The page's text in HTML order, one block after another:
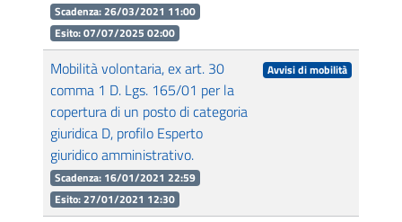
Scadenza: 26/03/2021 11:00
Esito: 07/07/2025 02:00
Mobilità volontaria, ex art. 30
comma 1 D. Lgs. 165/01 per la
copertura di un posto di categoria
giuridica D, profilo Esperto
giuridico amministrativo.
Scadenza: 16/01/2021 22:59
Esito: 27/01/2021 12:30
Avvisi di mobilità